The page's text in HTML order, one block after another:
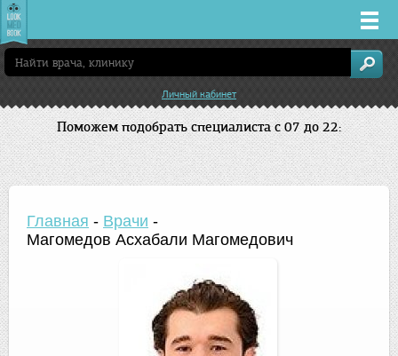
Врачи
Клиники
Заболевания
Личный кабинет
Поможем подобрать специалиста с 07 до 22:
Главная - Врачи -
Магомедов Асхабали Магомедович